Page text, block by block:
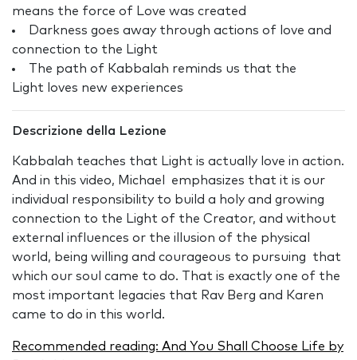
means the force of Love was created
Darkness goes away through actions of love and
connection to the Light
The path of Kabbalah reminds us that the
Light loves new experiences
Descrizione della Lezione
Kabbalah teaches that Light is actually love in action.
And in this video, Michael emphasizes that it is our
individual responsibility to build a holy and growing
connection to the Light of the Creator, and without
external influences or the illusion of the physical
world, being willing and courageous to pursuing that
which our soul came to do. That is exactly one of the
most important legacies that Rav Berg and Karen
came to do in this world.
Recommended reading: And You Shall Choose Life by